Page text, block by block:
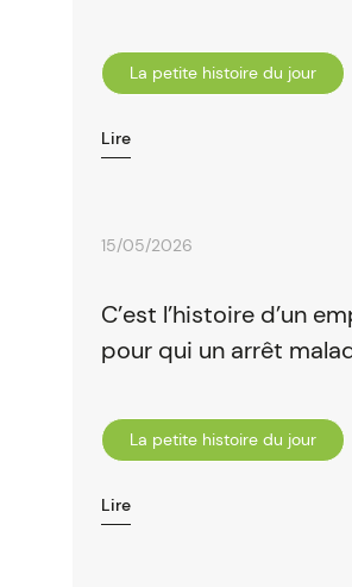
La petite histoire du jour
Lire
15/05/2026
C’est l’histoire d’un
pour qui un arrêt
La petite histoire du jour
Lire